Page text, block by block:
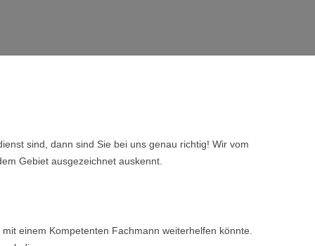
sind, dann sind Sie bei uns genau richtig! Wir vom
Gebiet ausgezeichnet auskennt.
einem Kompetenten Fachmann weiterhelfen könnte.